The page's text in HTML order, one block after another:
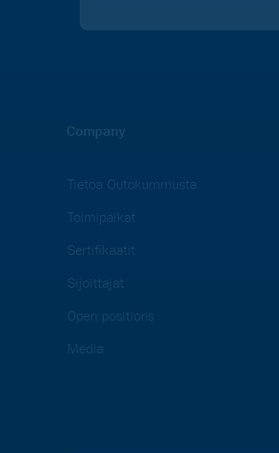
Company
Tietoa Outokummusta
Toimipaikat
Sertifikaatit
Sijoittajat
Open positions
Media